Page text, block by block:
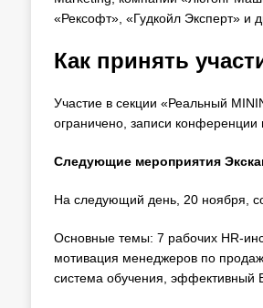
«Рексофт», «Гудкойл Эксперт» и
Как принять
Участие в секции «Реальный
ограничено, записи конференции
Следующие мероприятия
На следующий день, 20 ноября,
Основные темы: 7 рабочих HR-
мотивация менеджеров по
система обучения, эффективный